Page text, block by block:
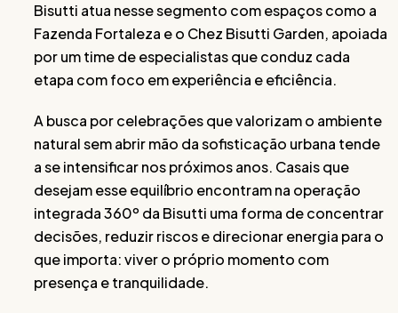
Bisutti atua nesse segmento com espaços como a
Fazenda Fortaleza e o Chez Bisutti Garden, apoiada
por um time de especialistas que conduz cada
etapa com foco em experiência e eficiência.
A busca por celebrações que valorizam o ambiente
natural sem abrir mão da sofisticação urbana tende
a se intensificar nos próximos anos. Casais que
desejam esse equilíbrio encontram na operação
integrada 360º da Bisutti uma forma de concentrar
decisões, reduzir riscos e direcionar energia para o
que importa: viver o próprio momento com
presença e tranquilidade.